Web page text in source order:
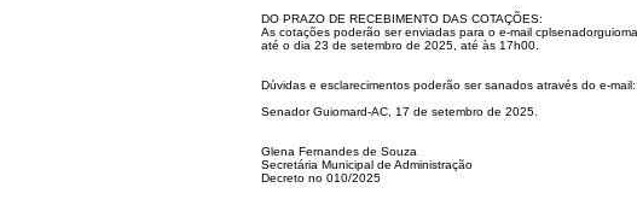
DO PRAZO DE RECEBIMENTO DAS COTAÇÕES:
As cotações poderão ser enviadas para o e-mail
até o dia 23 de setembro de 2025, até às 17h00.
Dúvidas e esclarecimentos poderão ser sanados através do e-mail:
Senador Guiomard-AC, 17 de setembro de 2025.
Glena Fernandes de Souza
Secretária Municipal de Administração
Decreto no 010/2025